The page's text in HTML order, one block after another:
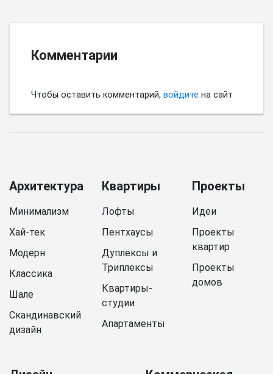
Комментарии
Чтобы оставить комментарий, войдите на сайт
Архитектура
Минимализм
Хай-тек
Модерн
Классика
Шале
Скандинавский
дизайн
Квартиры
Лофты
Пентхаусы
Дуплексы и
Триплексы
Квартиры-
студии
Апартаменты
Проекты
Идеи
Проекты
квартир
Проекты
домов